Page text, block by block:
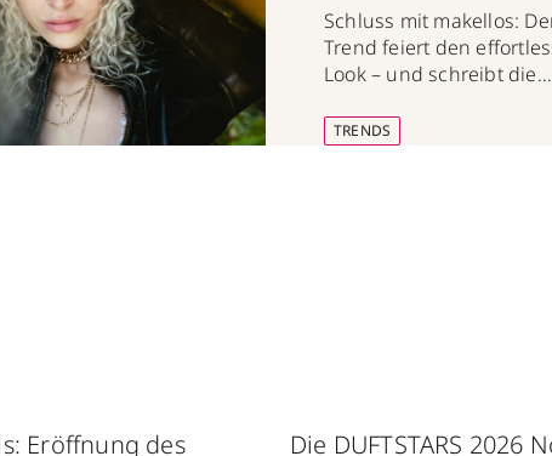
Schluss mit makellos:
Trend feiert den
Look – und schreibt die
TRENDS
Eröffnung des
Die DUFTSTARS 2026